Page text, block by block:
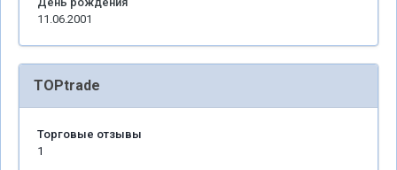
11.06.2001
TOPtrade
Торговые отзывы
1